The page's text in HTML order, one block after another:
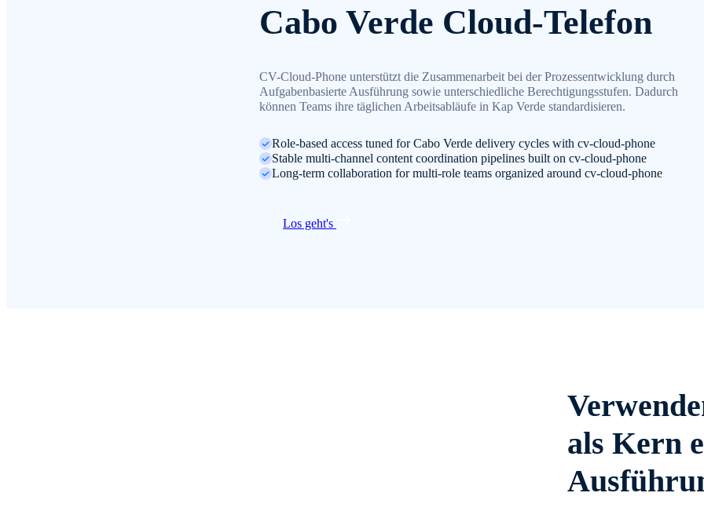
Cabo Verde Cloud-Telefon
CV-Cloud-Phone unterstützt die Zusammenarbeit bei der Prozessentwicklung durch
Aufgabenbasierte Ausführung sowie unterschiedliche Berechtigungsstufen. Dadurch
können Teams ihre täglichen Arbeitsabläufe in Kap Verde standardisieren.
Role-based access tuned for Cabo Verde delivery cycles with cv-cloud-phone
Stable multi-channel content coordination pipelines built on cv-cloud-phone
Long-term collaboration for multi-role teams organized around cv-cloud-phone
Los geht's
als Kern